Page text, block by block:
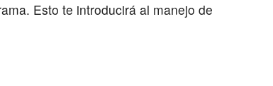
Esto te introducirá al manejo de